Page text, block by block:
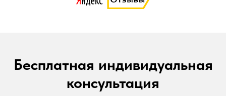
Бесплатная индивидуальная
консультация